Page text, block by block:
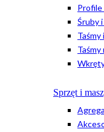
Śruby
Sprzęt i